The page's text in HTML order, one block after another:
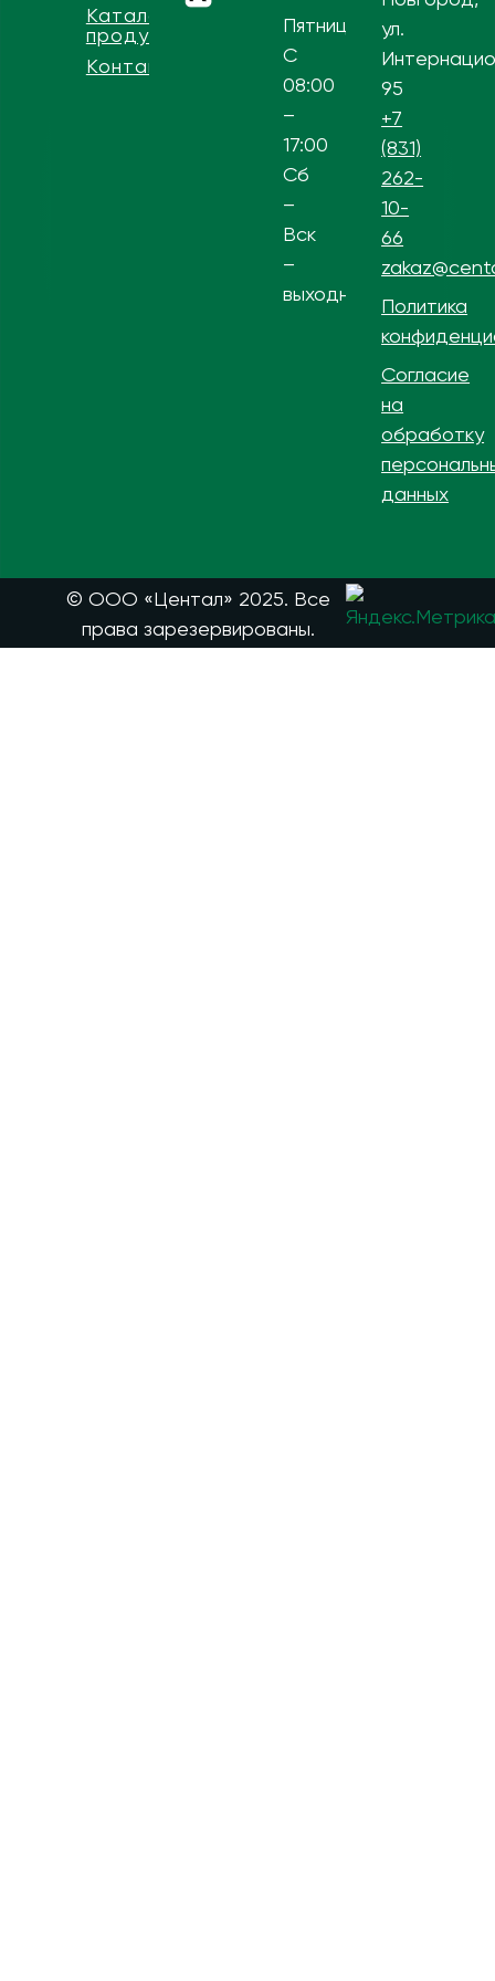
Каталог
продукции
Контакты
Пятница
С
08:00
–
17:00
Сб
–
Вск
–
выходной
ул.
95
+7
(831)
262-
10-
66
Политика
Согласие
на
обработку
данных
© ООО «Центал» 2025. Все
права зарезервированы.